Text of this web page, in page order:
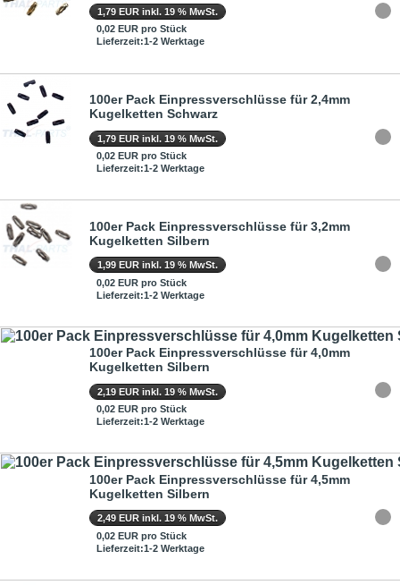
1,79 EUR inkl. 19 % MwSt.
0,02 EUR pro Stück
Lieferzeit:1-2 Werktage
100er Pack Einpressverschlüsse für 2,4mm
Kugelketten Schwarz
1,79 EUR inkl. 19 % MwSt.
0,02 EUR pro Stück
Lieferzeit:1-2 Werktage
100er Pack Einpressverschlüsse für 3,2mm
Kugelketten Silbern
1,99 EUR inkl. 19 % MwSt.
0,02 EUR pro Stück
Lieferzeit:1-2 Werktage
100er Pack Einpressverschlüsse für 4,0mm
Kugelketten Silbern
2,19 EUR inkl. 19 % MwSt.
0,02 EUR pro Stück
Lieferzeit:1-2 Werktage
100er Pack Einpressverschlüsse für 4,5mm
Kugelketten Silbern
2,49 EUR inkl. 19 % MwSt.
0,02 EUR pro Stück
Lieferzeit:1-2 Werktage